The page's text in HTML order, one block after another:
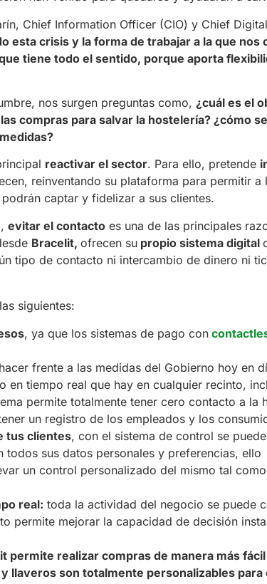
Chief Information Officer (CIO) y Chief
esta crisis y la forma de trabajar a la que nos
tiene todo el sentido, porque aporta
nos surgen preguntas como, ¿cuál es el
compras para salvar la hostelería? ¿cómo
reactivar el sector. Para ello, pretende
reinventando su plataforma para permitir a
captar y fidelizar a sus clientes.
evitar el contactoes una de las principales
Bracelit, ofrecen supropio sistema digital
tipo de contacto ni intercambio de dinero ni
siguientes:
, ya que los sistemas de pago con
frente a las medidas del Gobierno hoy en
en tiempo real que hay en cualquier recinto,
permite totalmente tener cero contacto a la
un registro de los empleados y los
tus clientes, con el sistema de control se
todos sus datos personales y preferencias,
un control personalizado del mismo tal
real: toda la actividad del negocio se puede
permite mejorar la capacidad de decisión
permite realizar compras de manera más
llaveros son totalmente personalizables para